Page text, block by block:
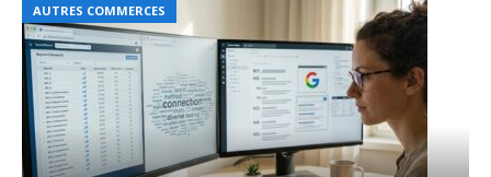
AUTRES COMMERCES